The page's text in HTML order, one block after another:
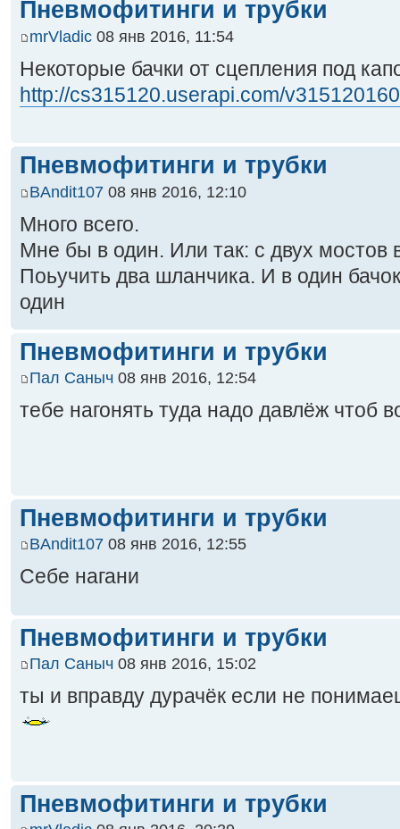
Пневмофитинги и трубки
mrVladic 08 янв 2016, 11:54
Некоторые бачки от сцепления под
http://cs315120.userapi.com/
Пневмофитинги и трубки
BAndit107 08 янв 2016, 12:10
Много всего.
Мне бы в один. Или так: с двух мостов
Поьучить два шланчика. И в один
один
Пневмофитинги и трубки
Пал Саныч 08 янв 2016, 12:54
тебе нагонять туда надо давлёж чтоб
Пневмофитинги и трубки
BAndit107 08 янв 2016, 12:55
Себе нагани
Пневмофитинги и трубки
Пал Саныч 08 янв 2016, 15:02
ты и вправду дурачёк если не
Пневмофитинги и трубки